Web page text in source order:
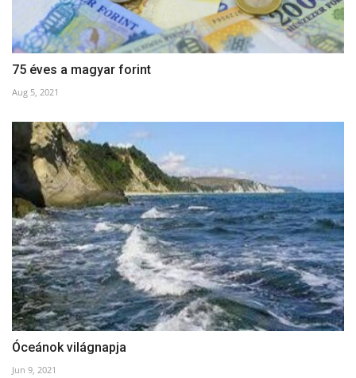
75 éves a magyar forint
Aug 5, 2021
Óceánok világnapja
Jun 9, 2021